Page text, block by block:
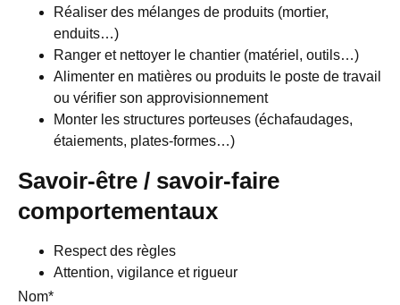
Réaliser des mélanges de produits (mortier,
enduits…)
Ranger et nettoyer le chantier (matériel, outils…)
Alimenter en matières ou produits le poste de travail
ou vérifier son approvisionnement
Monter les structures porteuses (échafaudages,
étaiements, plates-formes…)
Savoir-être / savoir-faire
comportementaux
Respect des règles
Attention, vigilance et rigueur
Nom*